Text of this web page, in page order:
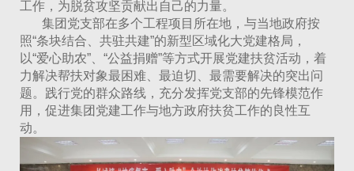
工作，为脱贫攻坚贡献出自己的力量。
集团党支部在多个工程项目所在地，与当地政府按
照“条块结合、共驻共建”的新型区域化大党建格局，
以“爱心助农”、“公益捐赠”等方式开展党建扶贫活动，着
力解决帮扶对象最困难、最迫切、最需要解决的突出问
题。践行党的群众路线，充分发挥党支部的先锋模范作
用，促进集团党建工作与地方政府扶贫工作的良性互
动。